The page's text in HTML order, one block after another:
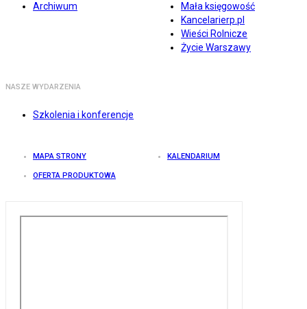
Archiwum
Mała księgowość
Kancelarierp.pl
Wieści Rolnicze
Życie Warszawy
NASZE WYDARZENIA
Szkolenia i konferencje
MAPA STRONY KALENDARIUM
OFERTA PRODUKTOWA